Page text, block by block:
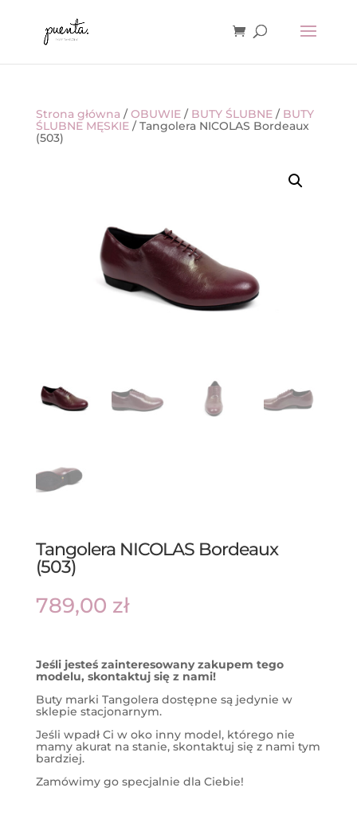
Strona główna /OBUWIE/ BUTY ŚLUBNE/ BUTY
ŚLUBNE MĘSKIE/ Tangolera NICOLAS Bordeaux
(503)
Tangolera NICOLAS Bordeaux
(503)
789,00 zł
Jeśli jesteś zainteresowany zakupem tego
modelu, skontaktuj się z nami!
Buty marki Tangolera dostępne są jedynie w
sklepie stacjonarnym.
Jeśli wpadł Ci w oko inny model, którego nie
mamy akurat na stanie, skontaktuj się z nami tym
bardziej.
Zamówimy go specjalnie dla Ciebie!